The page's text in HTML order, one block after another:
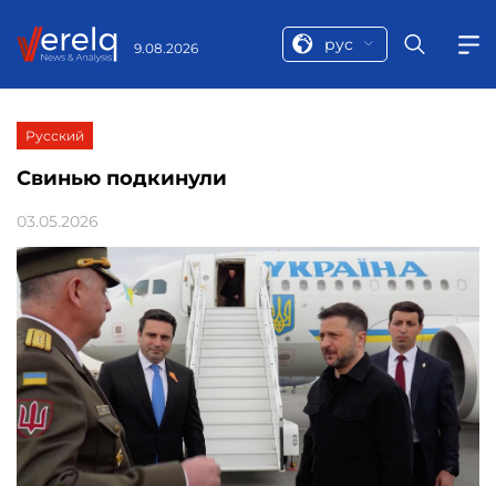
9.08.2026 рус
Русский
Свинью подкинули
03.05.2026